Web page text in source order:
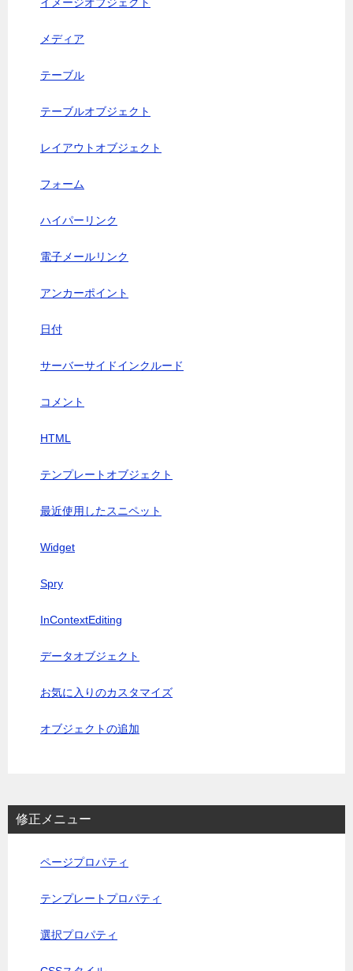
イメージオブジェクト
メディア
テーブル
テーブルオブジェクト
レイアウトオブジェクト
フォーム
ハイパーリンク
電子メールリンク
アンカーポイント
日付
サーバーサイドインクルード
コメント
HTML
テンプレートオブジェクト
最近使用したスニペット
Widget
Spry
InContextEditing
データオブジェクト
お気に入りのカスタマイズ
オブジェクトの追加
修正メニュー
ページプロパティ
テンプレートプロパティ
選択プロパティ